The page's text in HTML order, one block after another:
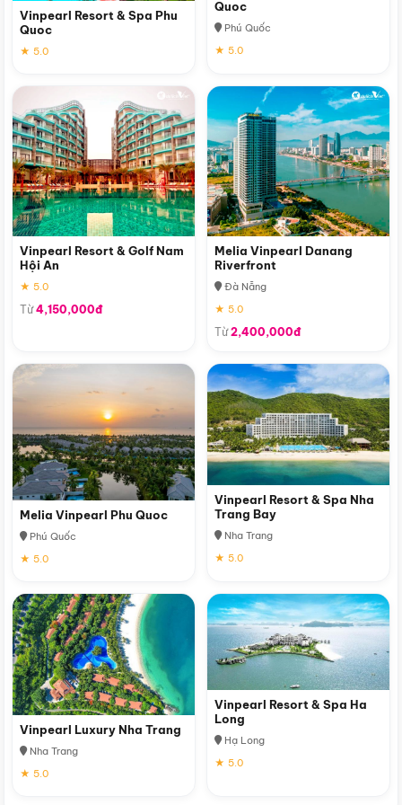
Vinpearl Resort & Spa Phu
Quoc
★ 5.0
Quoc
Phú Quốc
★ 5.0
Vinpearl Resort & Golf Nam
Hội An
★ 5.0
Từ4,150,000đ
Melia Vinpearl Danang
Riverfront
Đà Nẵng
★ 5.0
Từ2,400,000đ
Melia Vinpearl Phu Quoc
Phú Quốc
★ 5.0
Vinpearl Resort & Spa Nha
Trang Bay
Nha Trang
★ 5.0
Vinpearl Luxury Nha Trang
Nha Trang
★ 5.0
Vinpearl Resort & Spa Ha
Long
Hạ Long
★ 5.0